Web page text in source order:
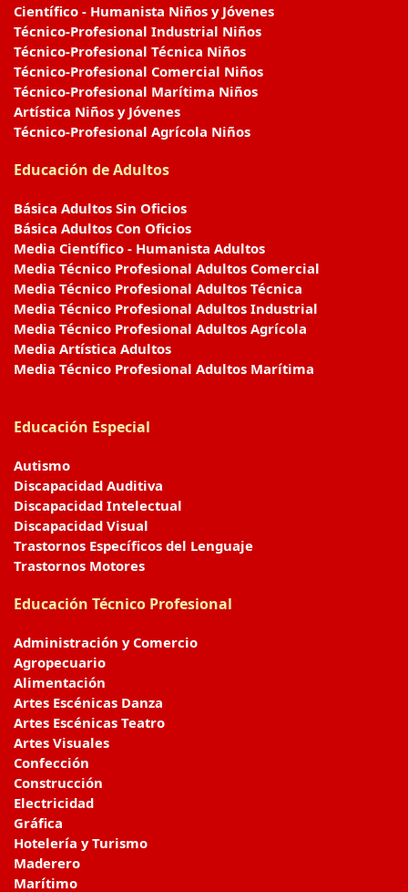
Científico - Humanista Niños y Jóvenes
Técnico-Profesional Industrial Niños
Técnico-Profesional Técnica Niños
Técnico-Profesional Comercial Niños
Técnico-Profesional Marítima Niños
Artística Niños y Jóvenes
Técnico-Profesional Agrícola Niños
Educación de Adultos
Básica Adultos Sin Oficios
Básica Adultos Con Oficios
Media Científico - Humanista Adultos
Media Técnico Profesional Adultos Comercial
Media Técnico Profesional Adultos Técnica
Media Técnico Profesional Adultos Industrial
Media Técnico Profesional Adultos Agrícola
Media Artística Adultos
Media Técnico Profesional Adultos Marítima
Educación Especial
Autismo
Discapacidad Auditiva
Discapacidad Intelectual
Discapacidad Visual
Trastornos Específicos del Lenguaje
Trastornos Motores
Educación Técnico Profesional
Administración y Comercio
Agropecuario
Alimentación
Artes Escénicas Danza
Artes Escénicas Teatro
Artes Visuales
Confección
Construcción
Electricidad
Gráfica
Hotelería y Turismo
Maderero
Marítimo